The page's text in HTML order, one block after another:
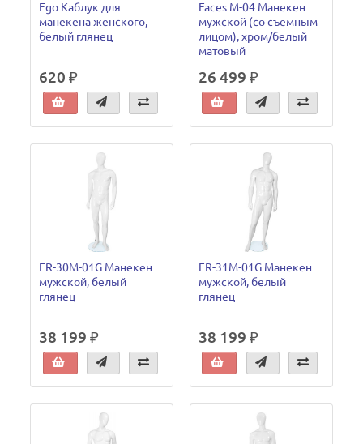
Ego Каблук для
манекена женского,
белый глянец
620 ₽
Faces M-04 Манекен
мужской (со съемным
лицом), хром/белый
матовый
26 499 ₽
FR-30M-01G Манекен
мужской, белый
глянец
38 199 ₽
FR-31M-01G Манекен
мужской, белый
глянец
38 199 ₽